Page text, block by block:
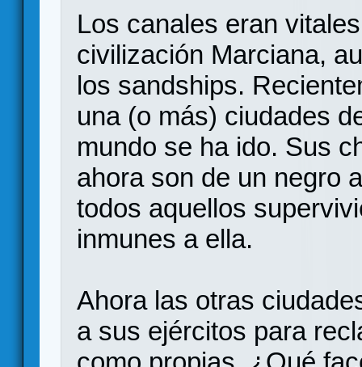
Los canales eran
civilización Marciana,
los sandships.
una (o más) ciudades
mundo se ha ido. Sus
ahora son de un negro
todos aquellos
inmunes a ella.
Ahora las otras
a sus ejércitos para